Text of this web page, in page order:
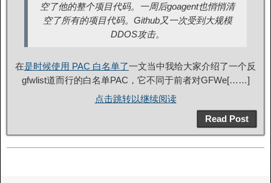
空了他的整个项目代码。一周后goagent也悄悄清
空了所有的项目代码。Github又一次受到大规模
DDOS攻击。
在是时候使用 PAC 白名单了一文当中我给大家介绍了一个反
gfwlist道而行的白名单PAC，它不同于前者对GFWe[……]
点击跳转以继续阅读
Read Post